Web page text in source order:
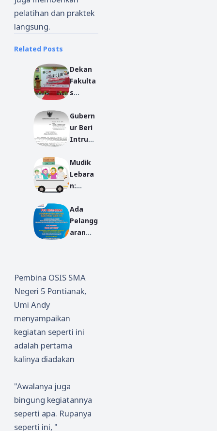
pelatihan dan praktek
langsung.
Related Posts
Dekan
Fakulta
s
Resmi
Buka
ILC
HES
2019
Gubern
ur Beri
Intruks
Kibarka
n
Bender
Seteng
ah
Tiang
Mudik
Lebara
n:
Menghi
dupkan
Silatura
Ada
Pelangg
aran
Peneri
Peserta
Didik
Ombud
sman
Kalbar
Pembina OSIS SMA
Negeri 5 Pontianak,
Umi Andy
menyampaikan
kegiatan seperti ini
adalah pertama
kalinya diadakan
"Awalanya juga
bingung kegiatannya
seperti apa. Rupanya
seperti ini, "